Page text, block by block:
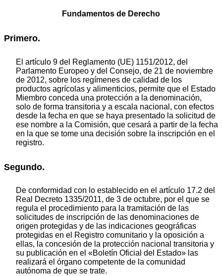
Fundamentos de Derecho
Primero.
El artículo 9 del Reglamento (UE) 1151/2012, del
Parlamento Europeo y del Consejo, de 21 de noviembre
de 2012, sobre los regímenes de calidad de los
productos agrícolas y alimenticios, permite que el Estado
Miembro conceda una protección a la denominación,
solo de forma transitoria y a escala nacional, con efectos
desde la fecha en que se haya presentado la solicitud de
ese nombre a la Comisión, que cesará a partir de la fecha
en la que se tome una decisión sobre la inscripción en el
registro.
Segundo.
De conformidad con lo establecido en el artículo 17.2 del
Real Decreto 1335/2011, de 3 de octubre, por el que se
regula el procedimiento para la tramitación de las
solicitudes de inscripción de las denominaciones de
origen protegidas y de las indicaciones geográficas
protegidas en el Registro comunitario y la oposición a
ellas, la concesión de la protección nacional transitoria y
su publicación en el «Boletín Oficial del Estado» las
realizará el órgano competente de la comunidad
autónoma de que se trate.